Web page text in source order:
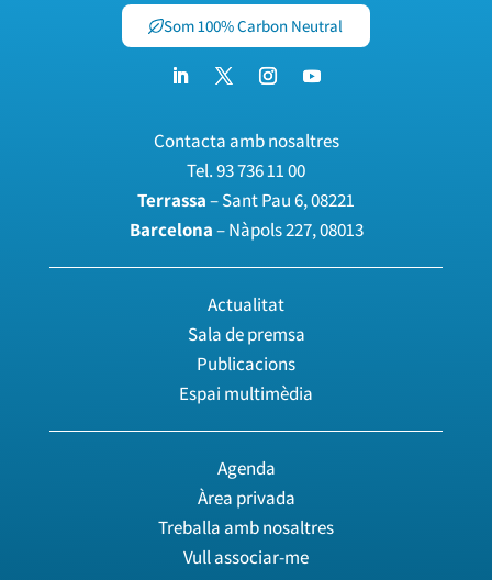
Som 100% Carbon Neutral
Contacta amb nosaltres
Tel.93 736 11 00
Terrassa– Sant Pau 6, 08221
Barcelona– Nàpols 227, 08013
Actualitat
Sala de premsa
Publicacions
Espai multimèdia
Agenda
Àrea privada
Treballa amb nosaltres
Vull associar-me